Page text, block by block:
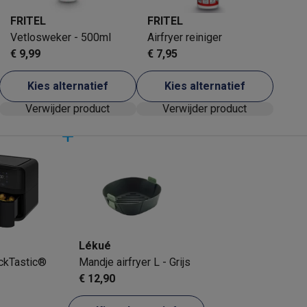
laptopsBuyBack
Stofzuigers met ecocheques Strijkijzers met ecocheques
ecocheques
Diepvriezers met ecochequesOvens met ecocheques
met ecocheques
met ecochequesMonitors met ecocheques
FRITEL
Vetlosweker - 500ml
€ 9,99
Kies alternatief
Verwijder product
FRITEL
Airfryer reiniger
€ 7,95
Kies alternatief
Verwijder product
Lékué
Mandje airfryer L - Grijs
€ 12,90